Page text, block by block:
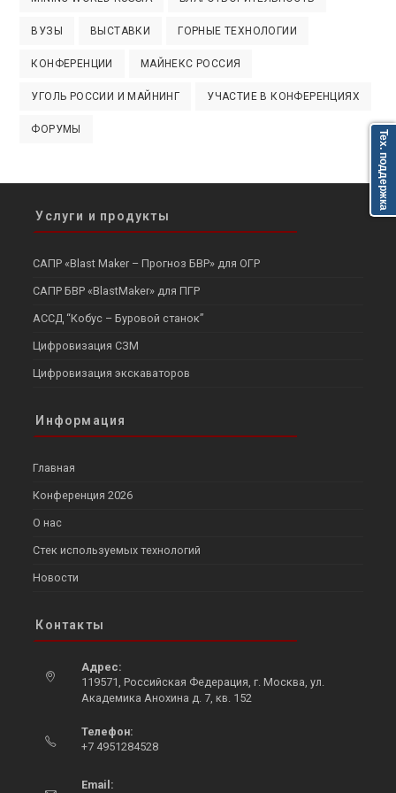
ВУЗЫ ВЫСТАВКИ ГОРНЫЕ ТЕХНОЛОГИИ
КОНФЕРЕНЦИИ МАЙНЕКС РОССИЯ
УГОЛЬ РОССИИ И МАЙНИНГ УЧАСТИЕ В КОНФЕРЕНЦИЯХ
ФОРУМЫ
Услуги и продукты
САПР «Blast Maker – Прогноз БВР» для ОГР
САПР БВР «BlastMaker» для ПГР
АССД “Кобус – Буровой станок”
Цифровизация СЗМ
Цифровизация экскаваторов
Информация
Главная
Конференция 2026
О нас
Стек используемых технологий
Новости
Контакты
Адрес:
119571, Российская Федерация, г. Москва, ул.
Академика Анохина д. 7, кв. 152
in
a
tab
Телефон:
+7 4951284528
in
Email:
Тех. поддержка